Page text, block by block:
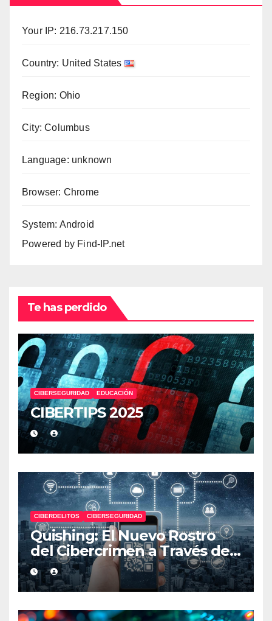
Your IP: 216.73.217.150
Country: United States
Region: Ohio
City: Columbus
Language: unknown
Browser: Chrome
System: Android
Powered by Find-IP.net
Te has perdido
CIBERSEGURIDAD EDUCACIÓN
CIBERTIPS 2025
CIBERDELITOS CIBERSEGURIDAD
Quishing: El Nuevo Rostro
del Cibercrimen a Través de
Códigos QR